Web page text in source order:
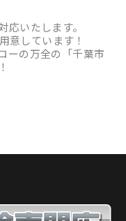
いたします。
意しています！
ーの万全の「千葉市